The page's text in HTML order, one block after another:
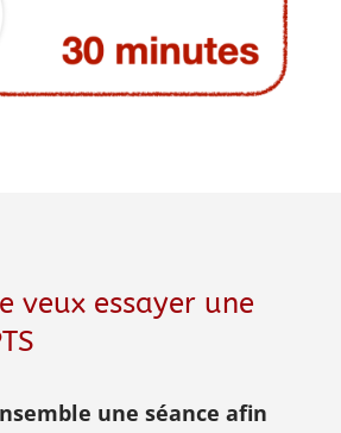
veux essayer une
une séance afin